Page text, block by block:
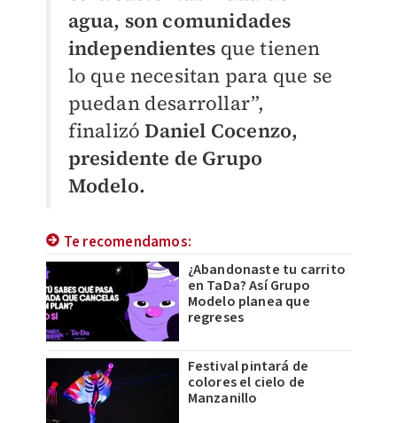
agua, son comunidades
independientes que tienen
lo que necesitan para que se
puedan desarrollar”,
finalizóDaniel Cocenzo,
presidente de Grupo
Modelo.
Te recomendamos:
¿Abandonaste tu carrito
en TaDa? Así Grupo
Modelo planea que
regreses
Festival pintará de
colores el cielo de
Manzanillo